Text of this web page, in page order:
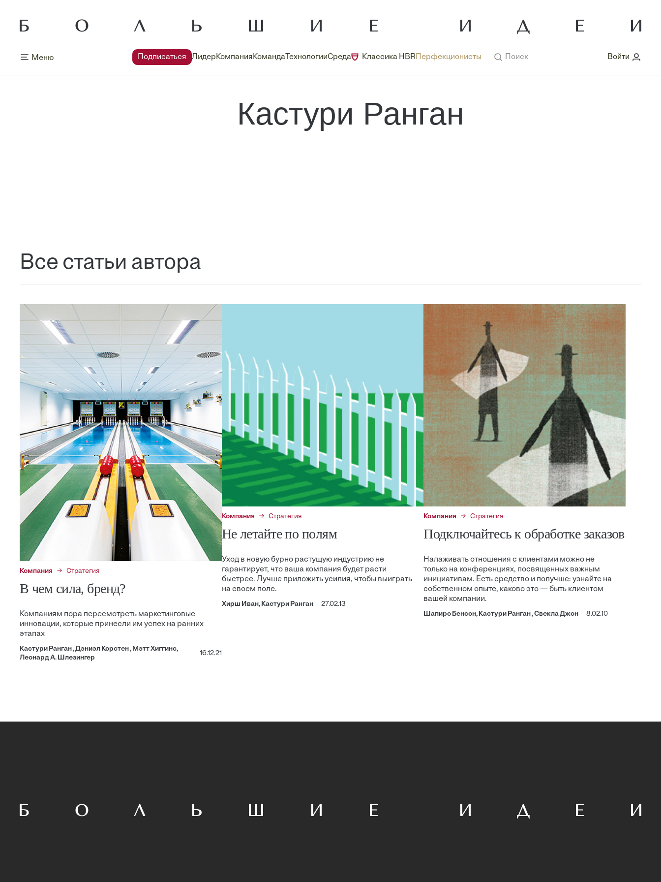
Меню Подписаться ЛидерКомпанияКоманда ТехнологииСреда Классика HBR Перфекционисты Поиск Войти
Кастури Ранган
Все статьи автора
Компания Стратегия
В чем сила, бренд?
Компаниям пора пересмотреть маркетинговые
инновации, которые принесли им успех на ранних
этапах
Кастури Ранган , Дэниэл Корстен , Мэтт Хиггинс,
Леонард А. Шлезингер
16.12.21
Компания Стратегия
Не летайте по полям
Уход в новую бурно растущую индустрию не
гарантирует, что ваша компания будет расти
быстрее. Лучше приложить усилия, чтобы выиграть
на своем поле.
Хирш Иван, Кастури Ранган 27.02.13
Компания Стратегия
Подключайтесь к обработке заказов
Налаживать отношения с клиентами можно не
только на конференциях, посвященных важным
инициативам. Есть средство и получше: узнайте на
собственном опыте, каково это — быть клиентом
вашей компании.
Шапиро Бенсон, Кастури Ранган , Свекла Джон 8.02.10